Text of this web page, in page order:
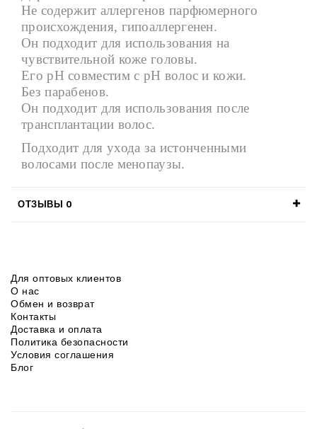
Не содержит аллергенов парфюмерного
происхождения, гипоаллергенен.
Он подходит для использования на
чувствительной коже головы.
Его рН совместим с рН волос и кожи.
Без парабенов.
Он подходит для использования после
трансплантации волос.
Подходит для ухода за истонченными
волосами после менопаузы.
ОТЗЫВЫ 0
Для оптовых клиентов
О нас
Обмен и возврат
Контакты
Доставка и оплата
Политика безопасности
Условия соглашения
Блог